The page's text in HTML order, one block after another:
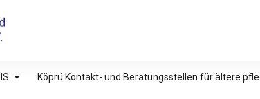
Studien e.V.
Köprü Kontakt- und Beratungsstellen für ältere